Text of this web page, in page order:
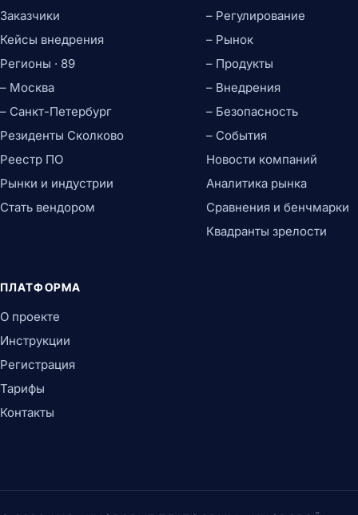
Заказчики
Кейсы внедрения
Регионы · 89
– Москва
– Санкт-Петербург
Резиденты Сколково
Реестр ПО
Рынки и индустрии
Стать вендором
– Регулирование
– Рынок
– Продукты
– Внедрения
– Безопасность
– События
Новости компаний
Аналитика рынка
Сравнения и бенчмарки
Квадранты зрелости
ПЛАТФОРМА
О проекте
Инструкции
Регистрация
Тарифы
Контакты